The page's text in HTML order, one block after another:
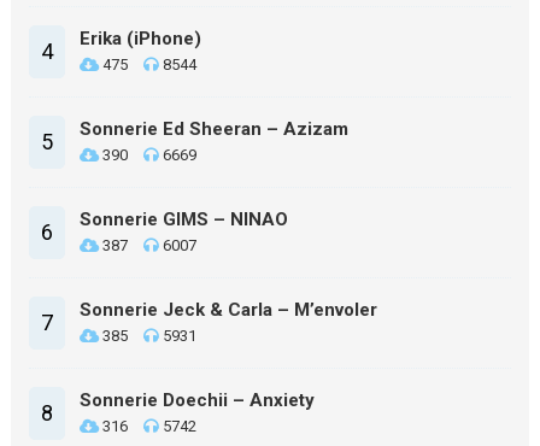
4 Erika (iPhone)
475 8544
5 Sonnerie Ed Sheeran – Azizam
390 6669
6 Sonnerie GIMS – NINAO
387 6007
7 Sonnerie Jeck & Carla – M’envoler
385 5931
8 Sonnerie Doechii – Anxiety
316 5742